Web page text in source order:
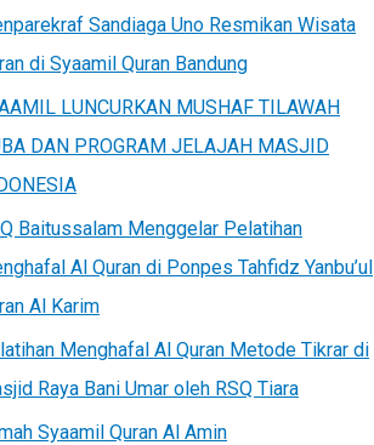
Sandiaga Uno Resmikan Wisata
di Syaamil Quran Bandung
LUNCURKAN MUSHAF TILAWAH
DAN PROGRAM JELAJAH MASJID
Baitussalam Menggelar Pelatihan
Al Quran di Ponpes Tahfidz Yanbu’ul
Al Karim
Menghafal Al Quran Metode Tikrar di
Raya Bani Umar oleh RSQ Tiara
Syaamil Quran Al Amin